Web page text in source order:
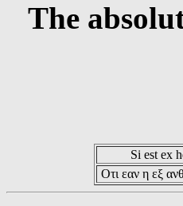
The
Si est ex
Οτι εαν η εξ